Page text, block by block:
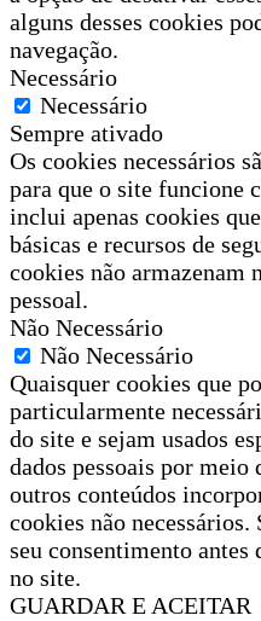
alguns desses cookies
navegação.
Necessário
Necessário
Sempre ativado
Os cookies necessários
para que o site funcione
inclui apenas cookies
básicas e recursos de
cookies não armazenam
pessoal.
Não Necessário
Não Necessário
Quaisquer cookies que
particularmente
do site e sejam usados
dados pessoais por meio
outros conteúdos
cookies não
seu consentimento antes
no site.
GUARDAR E ACEITAR